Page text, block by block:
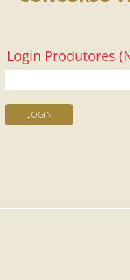
Login Produtores
LOGIN